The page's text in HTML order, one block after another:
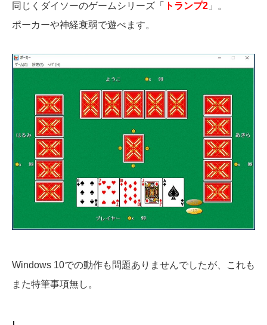
同じくダイソーのゲームシリーズ「 トランプ2 」。
ポーカーや神経衰弱で遊べます。
Windows 10での動作も問題ありませんでしたが、これも
また特筆事項無し。